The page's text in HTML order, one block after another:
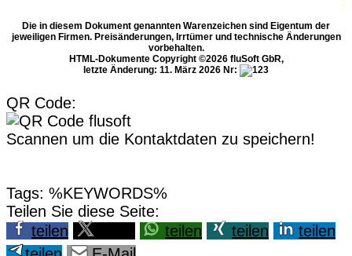
Die in diesem Dokument genannten Warenzeichen sind Eigentum der
jeweiligen Firmen. Preisänderungen, Irrtümer und technische Änderungen
vorbehalten.
HTML-Dokumente Copyright ©2026 fluSoft GbR,
letzte Änderung: 11. März 2026 Nr:
QR Code:
Scannen um die Kontaktdaten zu speichern!
Tags: %KEYWORDS%
Teilen Sie diese Seite:
teilen
teilen teilen
teilen